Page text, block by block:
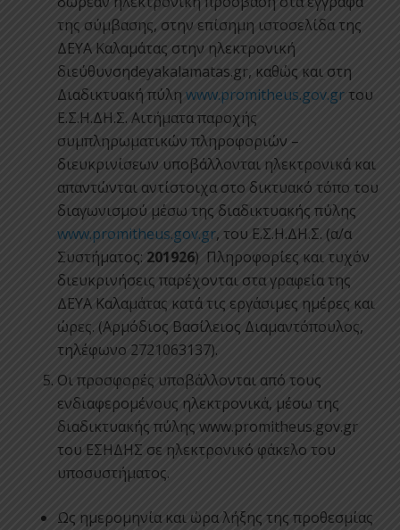
της σύμβασης, στην επίσημη ιστοσελίδα της
ΔΕΥΑ Καλαμάτας στην ηλεκτρονική
διεύθυνσηdeyakalamatas.gr, καθώς και στη
Διαδικτυακή πύλη www.promitheus.gov.gr του
Ε.Σ.Η.ΔΗ.Σ. Αιτήματα παροχής
συμπληρωματικών πληροφοριών –
διευκρινίσεων υποβάλλονται ηλεκτρονικά και
απαντώνται αντίστοιχα στο δικτυακό τόπο του
διαγωνισμού μέσω της διαδικτυακής πύλης
www.promitheus.gov.gr, του Ε.Σ.Η.ΔΗ.Σ. (α/α
Συστήματος: 201926) Πληροφορίες και τυχόν
διευκρινήσεις παρέχονται στα γραφεία της
ΔΕΥΑ Καλαμάτας κατά τις εργάσιμες ημέρες και
ώρες. (Αρμόδιος Βασίλειος Διαμαντόπουλος,
τηλέφωνο 2721063137).
Οι προσφορές υποβάλλονται από τους
ενδιαφερομένους ηλεκτρονικά, μέσω της
διαδικτυακής πύλης www.promitheus.gov.gr
του ΕΣΗΔΗΣ σε ηλεκτρονικό φάκελο του
υποσυστήματος.
Ως ημερομηνία και ώρα λήξης της προθεσμίας